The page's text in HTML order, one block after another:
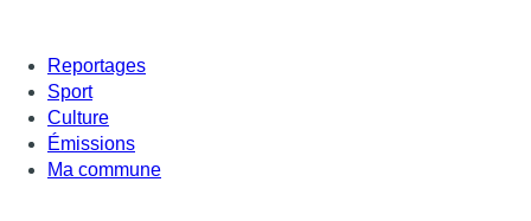
Reportages
Sport
Culture
Émissions
Ma commune